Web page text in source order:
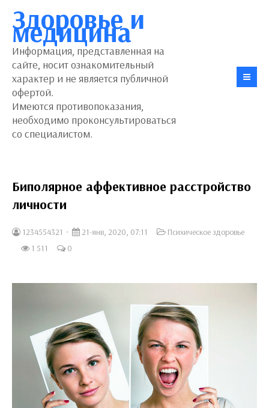
Здоровье и
медицина
Информация, представленная на
сайте, носит ознакомительный
характер и не является публичной
офертой.
Имеются противопоказания,
необходимо проконсультироваться
со специалистом.
Биполярное аффективное расстройство
личности
1234554321 21-янв, 2020, 07:11
Психическое здоровье
1 511
0